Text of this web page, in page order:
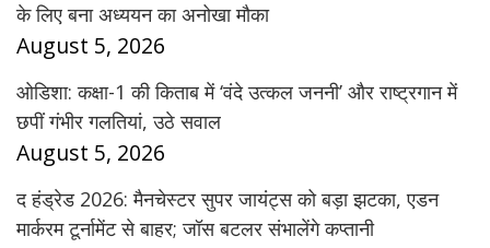
के लिए बना अध्ययन का अनोखा मौका
August 5, 2026
ओडिशा: कक्षा-1 की किताब में ‘वंदे उत्कल जननी’ और राष्ट्रगान में
छपीं गंभीर गलतियां, उठे सवाल
August 5, 2026
द हंड्रेड 2026: मैनचेस्टर सुपर जायंट्स को बड़ा झटका, एडन
मार्करम टूर्नामेंट से बाहर; जॉस बटलर संभालेंगे कप्तानी